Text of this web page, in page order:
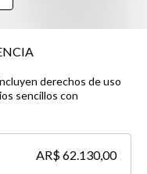
derechos de uso
sencillos con
AR$ 62.130,00